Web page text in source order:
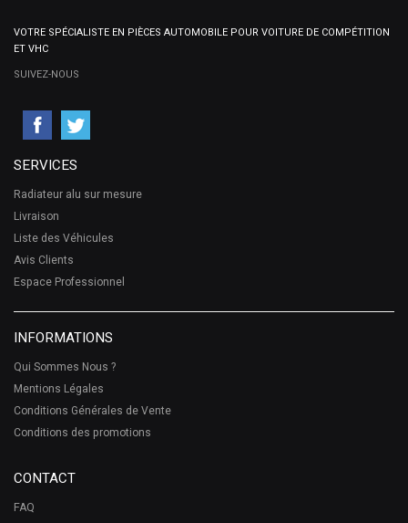
VOTRE SPÉCIALISTE EN PIÈCES AUTOMOBILE POUR VOITURE DE COMPÉTITION
ET VHC
SUIVEZ-NOUS
SERVICES
Radiateur alu sur mesure
Livraison
Liste des Véhicules
Avis Clients
Espace Professionnel
INFORMATIONS
Qui Sommes Nous ?
Mentions Légales
Conditions Générales de Vente
Conditions des promotions
CONTACT
FAQ